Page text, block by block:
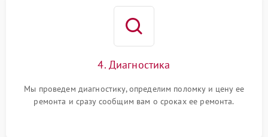
4. Диагностика
Мы проведем диагностику, определим поломку и цену ее
ремонта и сразу сообщим вам о сроках ее ремонта.